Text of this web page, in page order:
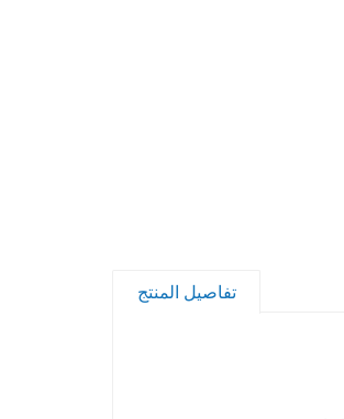
تفاصيل المنتج